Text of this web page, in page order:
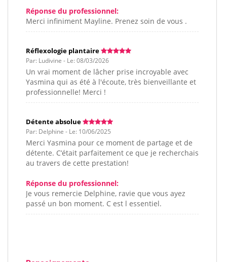
Réponse du professionnel:
Merci infiniment Mayline. Prenez soin de vous .
Réflexologie plantaire
Par: Ludivine - Le: 08/03/2026
Un vrai moment de lâcher prise incroyable avec
Yasmina qui as été à l'écoute, très bienveillante et
professionnelle! Merci !
Détente absolue
Par: Delphine - Le: 10/06/2025
Merci Yasmina pour ce moment de partage et de
détente. C’était parfaitement ce que je recherchais
au travers de cette prestation!
Réponse du professionnel:
Je vous remercie Delphine, ravie que vous ayez
passé un bon moment. C est l essentiel.